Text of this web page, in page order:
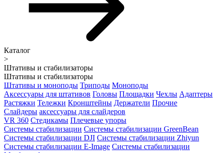
Каталог
>
Штативы и стабилизаторы
Штативы и стабилизаторы
Штативы и моноподы Триподы Моноподы
Аксессуары для штативов Головы Площадки Чехлы Адаптеры
Растяжки Тележки Кронштейны Держатели Прочие
Слайдеры аксессуары для слайдеров
VR 360 Стедикамы Плечевые упоры
Системы стабилизации Системы стабилизации GreenBean
Системы стабилизации DJI Системы стабилизации Zhiyun
Системы стабилизации E-Image Системы стабилизации